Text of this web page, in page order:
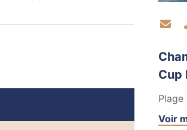
Cup
Plage
Voir